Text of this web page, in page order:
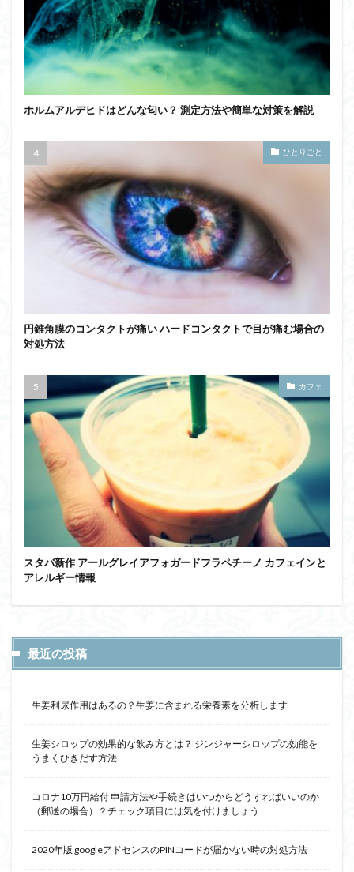
ホルムアルデヒドはどんな匂い？ 測定方法や簡単な対策を解説
ひとりごと
円錐角膜のコンタクトが痛い ハードコンタクトで目が痛む場合の
対処方法
カフェ
スタバ新作 アールグレイアフォガードフラペチーノ カフェインと
アレルギー情報
最近の投稿
生姜利尿作用はあるの？生姜に含まれる栄養素を分析します
生姜シロップの効果的な飲み方とは？ ジンジャーシロップの効能を
うまくひきだす方法
コロナ10万円給付 申請方法や手続きはいつからどうすればいいのか
（郵送の場合）？チェック項目には気を付けましょう
2020年版 googleアドセンスのPINコードが届かない時の対処方法